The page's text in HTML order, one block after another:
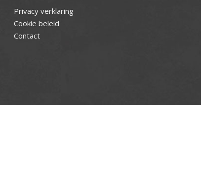
Privacy verklaring
Cookie beleid
Contact